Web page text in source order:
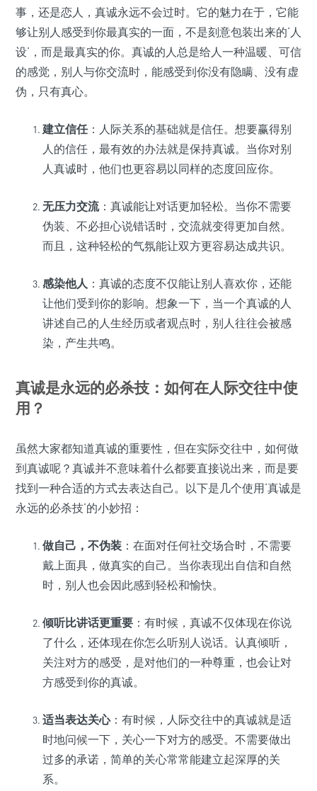
事，还是恋人，真诚永远不会过时。它的魅力在于，它能
够让别人感受到你最真实的一面，不是刻意包装出来的‘人
设’，而是最真实的你。真诚的人总是给人一种温暖、可信
的感觉，别人与你交流时，能感受到你没有隐瞒、没有虚
伪，只有真心。
建立信任：人际关系的基础就是信任。想要赢得别
人的信任，最有效的办法就是保持真诚。当你对别
人真诚时，他们也更容易以同样的态度回应你。
无压力交流：真诚能让对话更加轻松。当你不需要
伪装、不必担心说错话时，交流就变得更加自然。
而且，这种轻松的气氛能让双方更容易达成共识。
感染他人 ：真诚的态度不仅能让别人喜欢你，还能
让他们受到你的影响。想象一下，当一个真诚的人
讲述自己的人生经历或者观点时，别人往往会被感
染，产生共鸣。
真诚是永远的必杀技：如何在人际交往中使
用？
虽然大家都知道真诚的重要性，但在实际交往中，如何做
到真诚呢？真诚并不意味着什么都要直接说出来，而是要
找到一种合适的方式去表达自己。以下是几个使用‘真诚是
永远的必杀技’的小妙招：
做自己，不伪装 ：在面对任何社交场合时，不需要
戴上面具，做真实的自己。当你表现出自信和自然
时，别人也会因此感到轻松和愉快。
倾听比讲话更重要 ：有时候，真诚不仅体现在你说
了什么，还体现在你怎么听别人说话。认真倾听，
关注对方的感受，是对他们的一种尊重，也会让对
方感受到你的真诚。
适当表达关心：有时候，人际交往中的真诚就是适
时地问候一下，关心一下对方的感受。不需要做出
过多的承诺，简单的关心常常能建立起深厚的关
系。